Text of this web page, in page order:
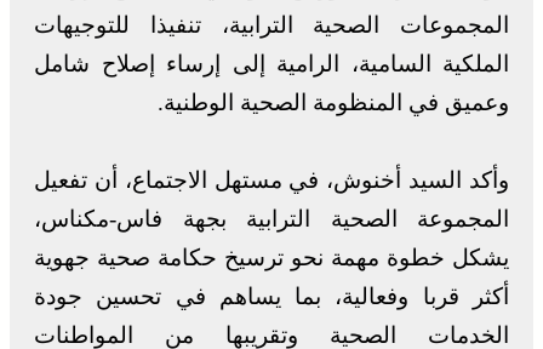
المجموعات الصحية الترابية، تنفيذا للتوجيهات
الملكية السامية، الرامية إلى إرساء إصلاح شامل
وعميق في المنظومة الصحية الوطنية.
وأكد السيد أخنوش، في مستهل الاجتماع، أن تفعيل
المجموعة الصحية الترابية بجهة فاس-مكناس،
يشكل خطوة مهمة نحو ترسيخ حكامة صحية جهوية
أكثر قربا وفعالية، بما يساهم في تحسين جودة
الخدمات الصحية وتقريبها من المواطنات